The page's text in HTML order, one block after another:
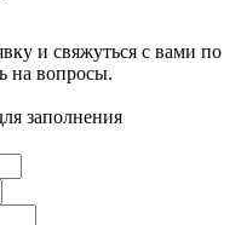
и свяжуться с вами по
на вопросы.
заполнения